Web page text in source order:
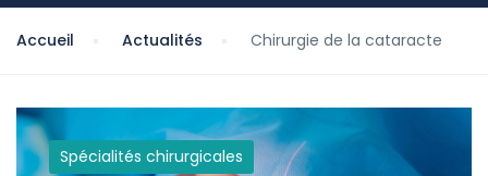
Accueil Actualités Chirurgie de la cataracte
Spécialités chirurgicales